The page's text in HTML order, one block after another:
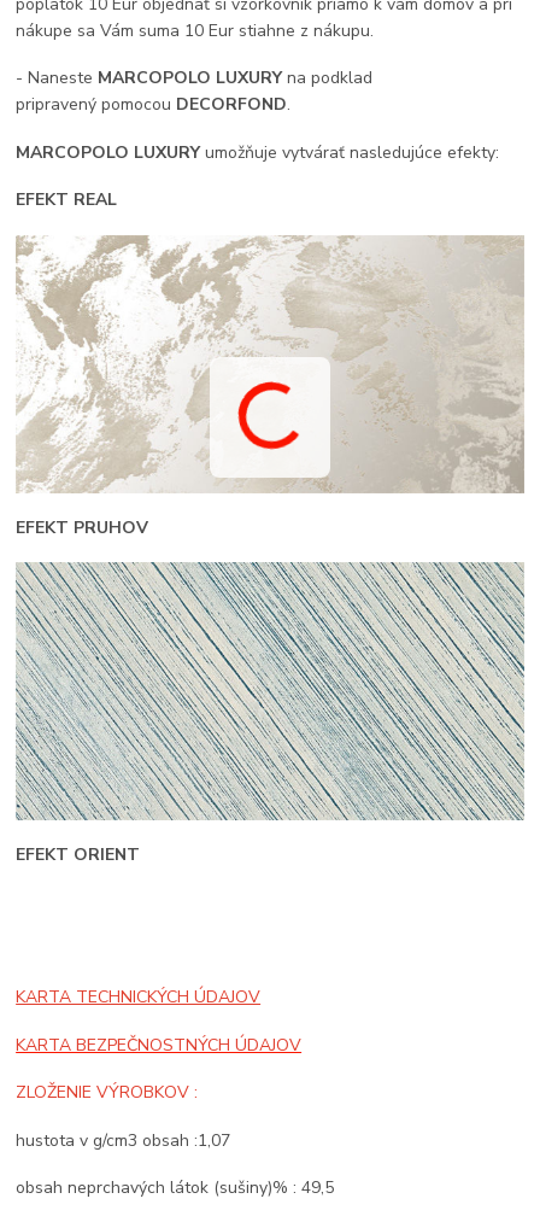
nákupe sa Vám suma 10 Eur stiahne z nákupu.
- Naneste MARCOPOLO LUXURYna podklad
pripravený pomocou DECORFOND.
MARCOPOLO LUXURYumožňuje vytvárať nasledujúce efekty:
EFEKT REAL
EFEKT PRUHOV
EFEKT ORIENT
KARTA TECHNICKÝCH ÚDAJOV
KARTA BEZPEČNOSTNÝCH ÚDAJOV
ZLOŽENIE VÝROBKOV :
hustota v g/cm3 obsah :1,07
obsah neprchavých látok (sušiny)% : 49,5